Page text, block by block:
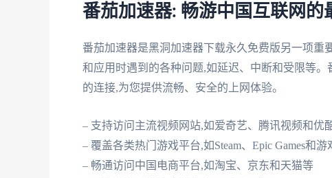
番茄加速器: 畅游中国互联网的
番茄加速器是黑洞加速器下载永久免费版另一项
和应用时遇到的各种问题,如延迟、中断和受限等
的连接,为您提供流畅、安全的上网体验。
– 支持访问主流视频网站,如爱奇艺、腾讯视频和优
– 覆盖各类热门游戏平台,如Steam、Epic Games和
– 畅通访问中国电商平台,如淘宝、京东和天猫等